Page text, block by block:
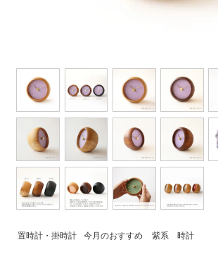
置時計・掛時計 今月のおすすめ 紫系 時計